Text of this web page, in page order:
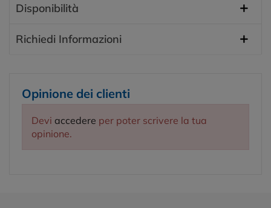
Disponibilità
Richiedi Informazioni
Opinione dei clienti
Devi accedere per poter scrivere la tua
opinione.